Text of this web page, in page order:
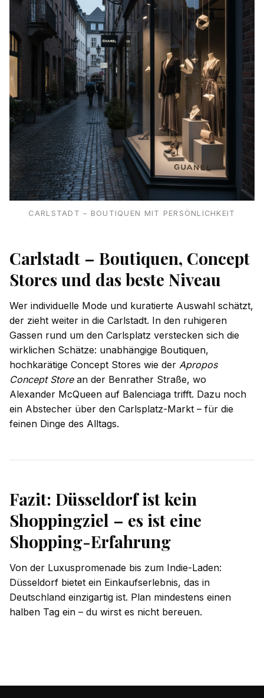
CARLSTADT – BOUTIQUEN MIT PERSÖNLICHKEIT
Carlstadt – Boutiquen, Concept
Stores und das beste Niveau
Wer individuelle Mode und kuratierte Auswahl schätzt,
der zieht weiter in die Carlstadt. In den ruhigeren
Gassen rund um den Carlsplatz verstecken sich die
wirklichen Schätze: unabhängige Boutiquen,
hochkarätige Concept Stores wie der Apropos
Concept Storean der Benrather Straße, wo
Alexander McQueen auf Balenciaga trifft. Dazu noch
ein Abstecher über den Carlsplatz-Markt – für die
feinen Dinge des Alltags.
Fazit: Düsseldorf ist kein
Shoppingziel – es ist eine
Shopping-Erfahrung
Von der Luxuspromenade bis zum Indie-Laden:
Düsseldorf bietet ein Einkaufserlebnis, das in
Deutschland einzigartig ist. Plan mindestens einen
halben Tag ein – du wirst es nicht bereuen.